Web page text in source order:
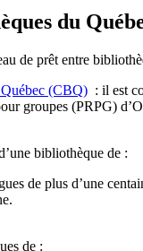
du
de prêt entre
(CBQ) : il est
groupes (PRPG)
bibliothèque de :
de plus d’une
de :